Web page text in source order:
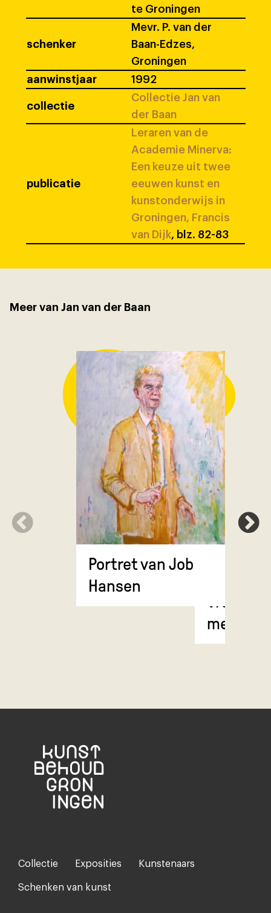
te Groningen
schenker
Mevr. P. van der
Baan-Edzes,
Groningen
aanwinstjaar
1992
collectie
Collectie Jan van
der Baan
publicatie
Leraren van de
Academie Minerva:
Een keuze uit twee
eeuwen kunst en
kunstonderwijs in
Groningen, Francis
van Dijk, blz. 82-83
Meer van Jan van der Baan
Portret van Job
Hansen
Vrouw, in
Footer-
menu
Collectie Exposities Kunstenaars
Schenken van kunst